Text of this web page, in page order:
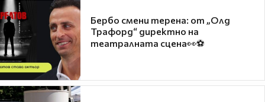
Бербо смени терена: от „Олд
Трафорд“ директно на
театралната сцена👀⚽